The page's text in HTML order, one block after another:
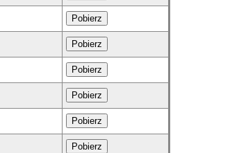
Pobierz
Pobierz
Pobierz
Pobierz
Pobierz
Pobierz